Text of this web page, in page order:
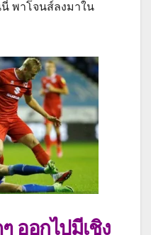
พาโจนส์ลงมาใน
ออกไปมีเชิง